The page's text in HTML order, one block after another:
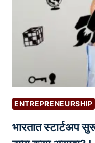
ला
ता
ख
न
सा
हि
त्य
ENTREPRENEURSHIP
भारतात स्टार्टअप